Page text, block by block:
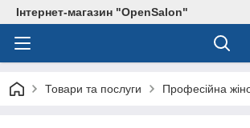
Інтернет-магазин "OpenSalon"
Товари та послуги Професійна